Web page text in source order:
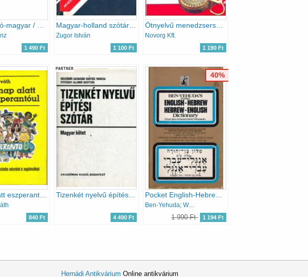
1 490 Ft
Magyar-holland szótár (Kisszótár sorozat)
Zugor István
1 100 Ft
Novorg Kft.
1 190 Ft
30 nap alatt eszperantóul
840 Ft
PARTNER
Tizenkét nyelvű építési szótár - Magyar kötet
4 490 Ft
Ben-Yehuda; Weinstein
1 990 Ft 1 194 Ft
40%
Hernádi Antikvárium Online antikvárium